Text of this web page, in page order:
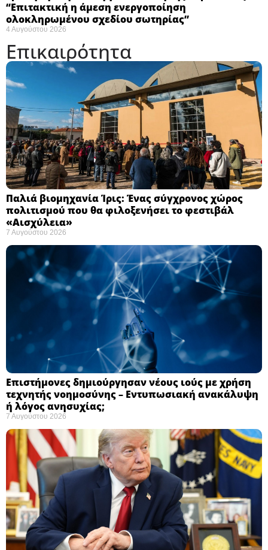
“Eπιτακτική η άμεση ενεργοποίηση
ολοκληρωμένου σχεδίου σωτηρίας”
4 Αυγούστου 2026
Επικαιρότητα
Παλιά βιομηχανία Ίρις: Ένας σύγχρονος χώρος
πολιτισμού που θα φιλοξενήσει το φεστιβάλ
«Αισχύλεια» ​
7 Αυγούστου 2026
Επιστήμονες δημιούργησαν νέους ιούς με χρήση
τεχνητής νοημοσύνης – Εντυπωσιακή ανακάλυψη
ή λόγος ανησυχίας; ​
7 Αυγούστου 2026